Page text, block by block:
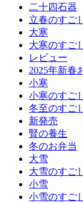
二十四石器
立春のすご
大寒
大寒のすご
レビュー
2025年新春
小寒
小寒のすご
冬至のすご
新発売
腎の養生
冬のお弁当
大雪
大雪のすご
小雪
小雪のすご